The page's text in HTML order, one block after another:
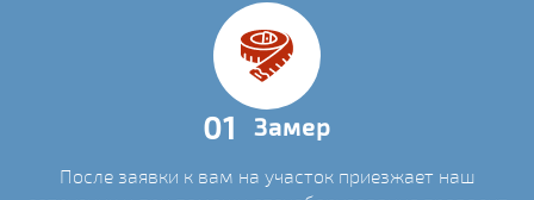
01 Замер
После заявки к вам на участок приезжает наш